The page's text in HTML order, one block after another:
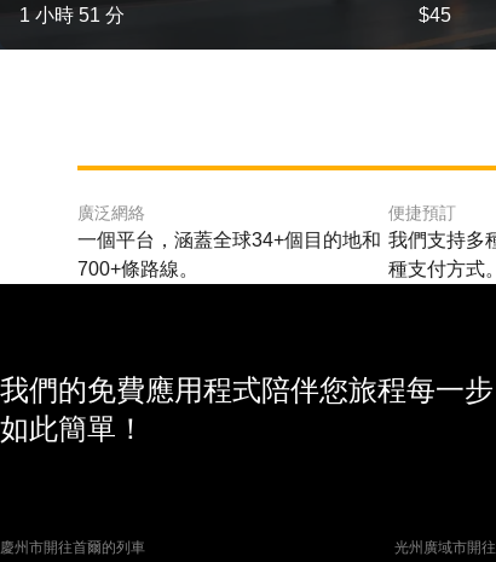
1 小時 51 分 $45
廣泛網絡
一個平台，涵蓋全球34+個目的地和
700+條路線。
便捷預訂
我們支持多
種支付方式。
我們的免費應用程式陪伴您旅程每一
如此簡單！
慶州市開往首爾的列車 光州廣域市開